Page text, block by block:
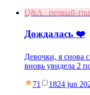
Q&A · первый-
Дождалась ❤️
Девочки, я снова
вновь увидела 2
71 1824 jun